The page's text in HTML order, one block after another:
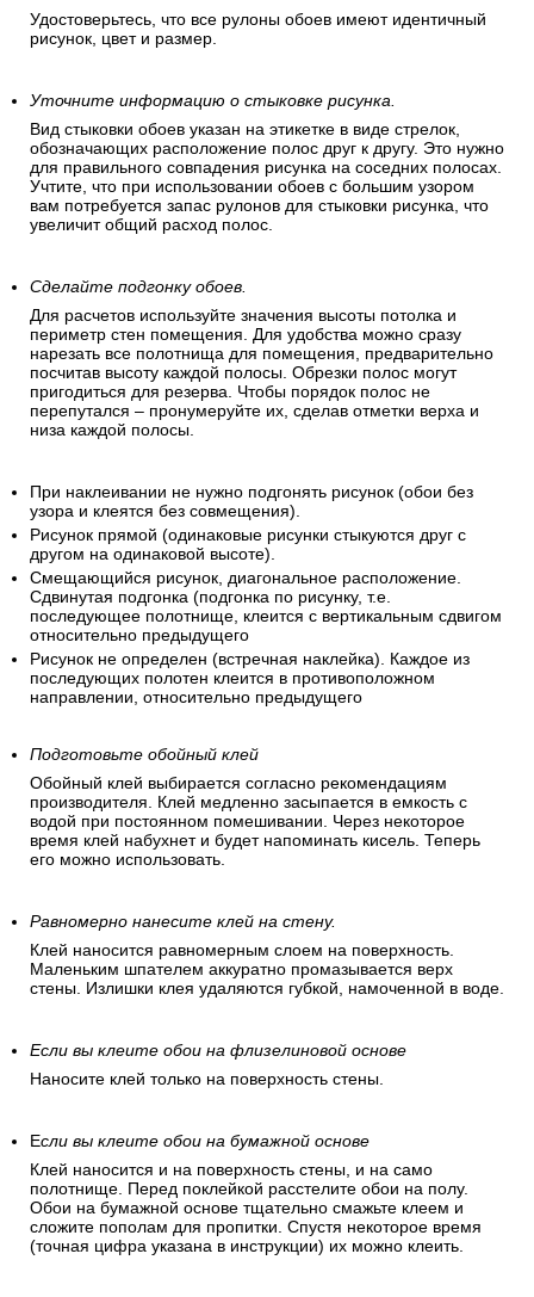
Удостоверьтесь, что все рулоны обоев имеют идентичный
рисунок, цвет и размер.
Уточните информацию о стыковке рисунка.
Вид стыковки обоев указан на этикетке в виде стрелок,
обозначающих расположение полос друг к другу. Это нужно
для правильного совпадения рисунка на соседних полосах.
Учтите, что при использовании обоев с большим узором
вам потребуется запас рулонов для стыковки рисунка, что
увеличит общий расход полос.
Сделайте подгонку обоев.
Для расчетов используйте значения высоты потолка и
периметр стен помещения. Для удобства можно сразу
нарезать все полотнища для помещения, предварительно
посчитав высоту каждой полосы. Обрезки полос могут
пригодиться для резерва. Чтобы порядок полос не
перепутался – пронумеруйте их, сделав отметки верха и
низа каждой полосы.
При наклеивании не нужно подгонять рисунок (обои без
узора и клеятся без совмещения).
Рисунок прямой (одинаковые рисунки стыкуются друг с
другом на одинаковой высоте).
Смещающийся рисунок, диагональное расположение.
Сдвинутая подгонка (подгонка по рисунку, т.е.
последующее полотнище, клеится с вертикальным сдвигом
относительно предыдущего
Рисунок не определен (встречная наклейка). Каждое из
последующих полотен клеится в противоположном
направлении, относительно предыдущего
Подготовьте обойный клей
Обойный клей выбирается согласно рекомендациям
производителя. Клей медленно засыпается в емкость с
водой при постоянном помешивании. Через некоторое
время клей набухнет и будет напоминать кисель. Теперь
его можно использовать.
Равномерно нанесите клей на стену.
Клей наносится равномерным слоем на поверхность.
Маленьким шпателем аккуратно промазывается верх
стены. Излишки клея удаляются губкой, намоченной в воде.
Если вы клеите обои на флизелиновой основе
Наносите клей только на поверхность стены.
Если вы клеите обои на бумажной основе
Клей наносится и на поверхность стены, и на само
полотнище. Перед поклейкой расстелите обои на полу.
Обои на бумажной основе тщательно смажьте клеем и
сложите пополам для пропитки. Спустя некоторое время
(точная цифра указана в инструкции) их можно клеить.